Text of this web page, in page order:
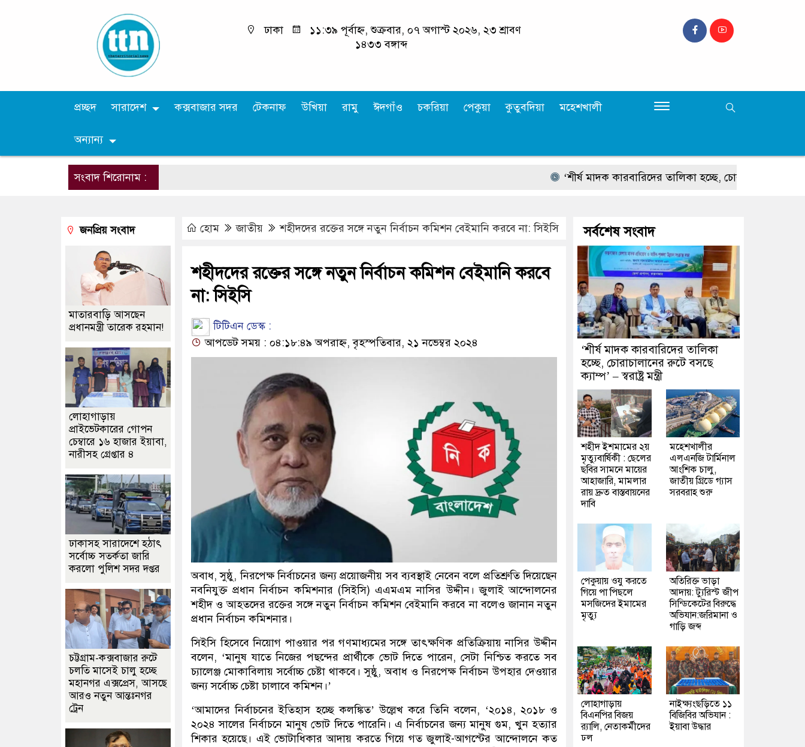
ঢাকা
১১:৩৯ পূর্বাহ্ন, শুক্রবার, ০৭ অগাস্ট ২০২৬, ২৩ শ্রাবণ
১৪৩৩ বঙ্গাব্দ
প্রচ্ছদ সারাদেশ কক্সবাজার সদর টেকনাফ উখিয়া রামু ঈদগাঁও চকরিয়া পেকুয়া কুতুবদিয়া মহেশখালী
অন্যান্য
সংবাদ শিরোনাম : ‘শীর্ষ মাদক কারবারিদের তালিকা হচ্ছে, চোরাচালানের রুটে বসছে
হোম জাতীয় শহীদদের রক্তের সঙ্গে নতুন নির্বাচন কমিশন বেইমানি করবে না: সিইসি
শহীদদের রক্তের সঙ্গে নতুন নির্বাচন কমিশন বেইমানি করবে
না: সিইসি
টিটিএন ডেস্ক :
আপডেট সময় : ০৪:১৮:৪৯ অপরাহ্ন, বৃহস্পতিবার, ২১ নভেম্বর ২০২৪
অবাধ, সুষ্ঠু, নিরপেক্ষ নির্বাচনের জন্য প্রয়োজনীয় সব ব্যবস্থাই নেবেন বলে প্রতিশ্রুতি দিয়েছেন
নবনিযুক্ত প্রধান নির্বাচন কমিশনার (সিইসি) এএমএম নাসির উদ্দীন। জুলাই আন্দোলনের
শহীদ ও আহতদের রক্তের সঙ্গে নতুন নির্বাচন কমিশন বেইমানি করবে না বলেও জানান নতুন
প্রধান নির্বাচন কমিশনার।
সিইসি হিসেবে নিয়োগ পাওয়ার পর গণমাধ্যমের সঙ্গে তাৎক্ষণিক প্রতিক্রিয়ায় নাসির উদ্দীন
বলেন, ‘মানুষ যাতে নিজের পছন্দের প্রার্থীকে ভোট দিতে পারেন, সেটা নিশ্চিত করতে সব
চ্যালেঞ্জ মোকাবিলায় সর্বোচ্চ চেষ্টা থাকবে। সুষ্ঠু, অবাধ ও নিরপেক্ষ নির্বাচন উপহার দেওয়ার
জন্য সর্বোচ্চ চেষ্টা চালাবে কমিশন।’
‘আমাদের নির্বাচনের ইতিহাস হচ্ছে কলঙ্কিত’ উল্লেখ করে তিনি বলেন, ‘২০১৪, ২০১৮ ও
২০২৪ সালের নির্বাচনে মানুষ ভোট দিতে পারেনি। এ নির্বাচনের জন্য মানুষ গুম, খুন হত্যার
শিকার হয়েছে। এই ভোটাধিকার আদায় করতে গিয়ে গত জুলাই-আগস্টের আন্দোলনে কত
জনপ্রিয় সংবাদ
মাতারবাড়ি আসছেন
প্রধানমন্ত্রী তারেক রহমান!
লোহাগাড়ায়
প্রাইভেটকারের গোপন
চেম্বারে ১৬ হাজার ইয়াবা,
নারীসহ গ্রেপ্তার ৪
ঢাকাসহ সারাদেশে হঠাৎ
সর্বোচ্চ সতর্কতা জা‌রি
করলো পুলিশ সদর দপ্তর
চট্টগ্রাম-কক্সবাজার রুটে
চলতি মাসেই চালু হচ্ছে
মহানগর এক্সপ্রেস, আসছে
আরও নতুন আন্তঃনগর
ট্রেন
সর্বশেষ সংবাদ
‘শীর্ষ মাদক কারবারিদের তালিকা
হচ্ছে, চোরাচালানের রুটে বসছে
ক্যাম্প’ – স্বরাষ্ট্র মন্ত্রী
শহীদ ইশমামের ২য়
মৃত্যুবার্ষিকী : ছেলের
ছবির সামনে মায়ের
আহাজারি, মামলার
রায় দ্রুত বাস্তবায়নের
দাবি
মহেশখালীর
এলএনজি টার্মিনাল
আংশিক চালু,
জাতীয় গ্রিডে গ্যাস
সরবরাহ শুরু
পেকুয়ায় ওযু করতে
গিয়ে পা পিছলে
মসজিদের ইমামের
মৃত্যু
অতিরিক্ত ভাড়া
আদায়: ট্যুরিস্ট জীপ
সিন্ডিকেটের বিরুদ্ধে
অভিযান:জরিমানা ও
গাড়ি জব্দ
লোহাগাড়ায়
বিএনপির বিজয়
র‍্যালি, নেতাকর্মীদের
ঢল
নাইক্ষ্যংছড়িতে ১১
বিজিবির অভিযান :
ইয়াবা উদ্ধার